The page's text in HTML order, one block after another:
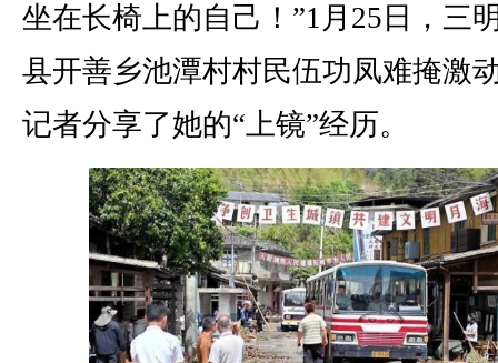
坐在长椅上的自己！”1月25日，三
县开善乡池潭村村民伍功凤难掩激
记者分享了她的“上镜”经历。